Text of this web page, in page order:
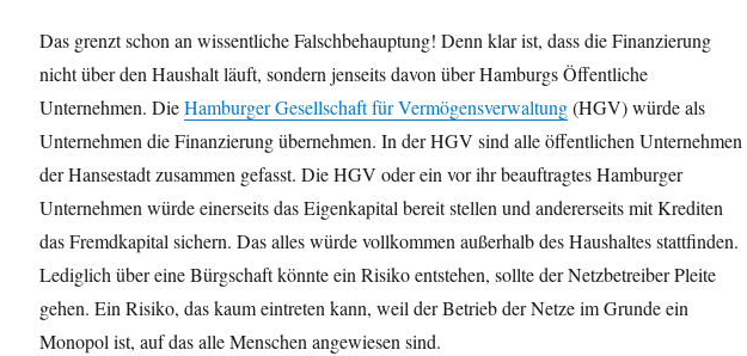
Das grenzt schon an wissentliche Falschbehauptung! Denn klar ist, dass die Finanzierung
nicht über den Haushalt läuft, sondern jenseits davon über Hamburgs Öffentliche
Unternehmen. DieHamburger Gesellschaft für Vermögensverwaltung(HGV) würde als
Unternehmen die Finanzierung übernehmen. In der HGV sind alle öffentlichen Unternehmen
der Hansestadt zusammen gefasst. Die HGV oder ein vor ihr beauftragtes Hamburger
Unternehmen würde einerseits das Eigenkapital bereit stellen und andererseits mit Krediten
das Fremdkapital sichern. Das alles würde vollkommen außerhalb des Haushaltes stattfinden.
Lediglich über eine Bürgschaft könnte ein Risiko entstehen, sollte der Netzbetreiber Pleite
gehen. Ein Risiko, das kaum eintreten kann, weil der Betrieb der Netze im Grunde ein
Monopol ist, auf das alle Menschen angewiesen sind.